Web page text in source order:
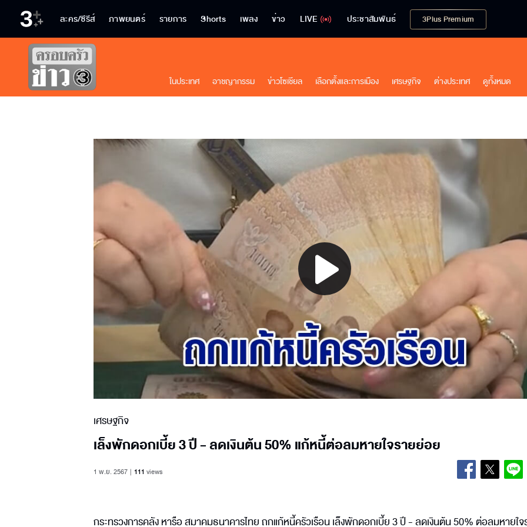
ละคร/ซีรีส์ ภาพยนตร์ รายการ Shorts เพลง ข่าว LIVE ประชาสัมพันธ์ 3Plus Premium
ในประเทศ อาชญากรรม ข่าวโซเชียล เลือกตั้งและการเมือง เศรษฐกิจ ต่างประเทศ ดูทั้งหมด
Play
Video
เศรษฐกิจ
เล็งพักดอกเบี้ย 3 ปี - ลดเงินต้น 50% แก้หนี้ต่อลมหายใจรายย่อย
1 พ.ย. 2567 111 views
กระทรวงการคลัง หารือ สมาคมธนาคารไทย ถกแก้หนี้ครัวเรือน เล็งพักดอกเบี้ย 3 ปี - ลดเงินต้น 50% ต่อลมหายใจ